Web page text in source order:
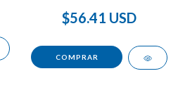
$56.41 USD